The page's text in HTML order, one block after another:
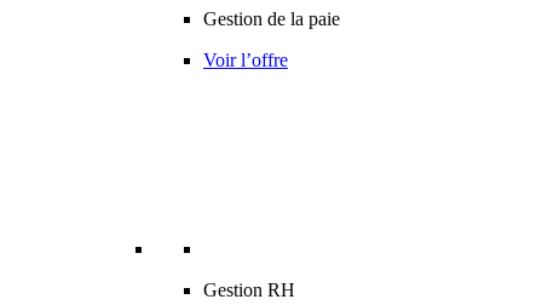
Gestion de la paie
Voir l’offre
Gestion RH